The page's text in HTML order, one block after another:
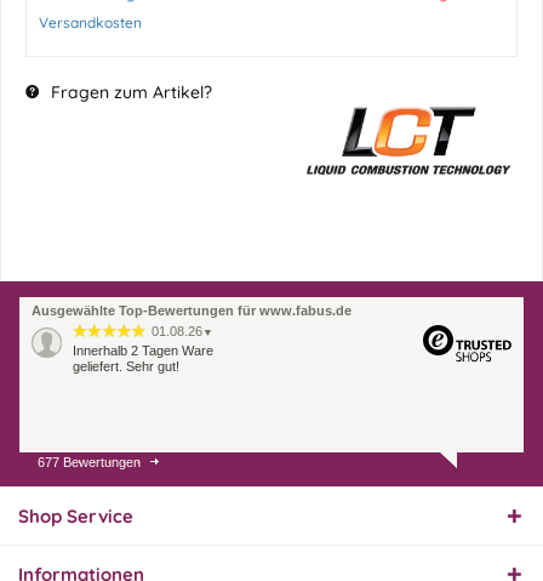
Versandkosten
Fragen zum Artikel?
Ausgewählte Top-Bewertungen für www.fabus.de
01.08.26 ▼
Innerhalb 2 Tagen Ware
geliefert. Sehr gut!
31.07.26
Super schnelle Lieferung,
hervorragend. Gerne
677 Bewertungen
Shop Service
Informationen